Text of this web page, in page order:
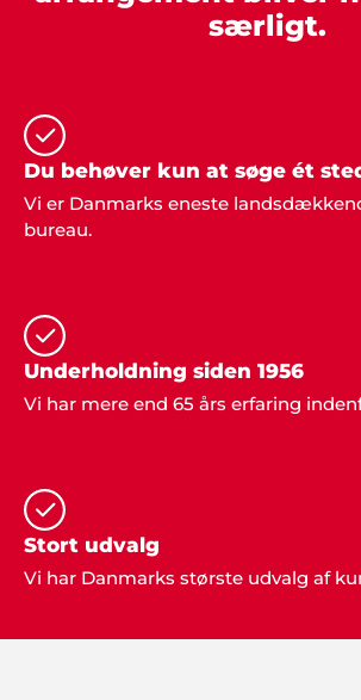
særligt.
Du behøver kun at søge ét
Vi er Danmarks eneste
bureau.
Underholdning siden 1956
Vi har mere end 65 års erfaring
Stort udvalg
Vi har Danmarks største udvalg af